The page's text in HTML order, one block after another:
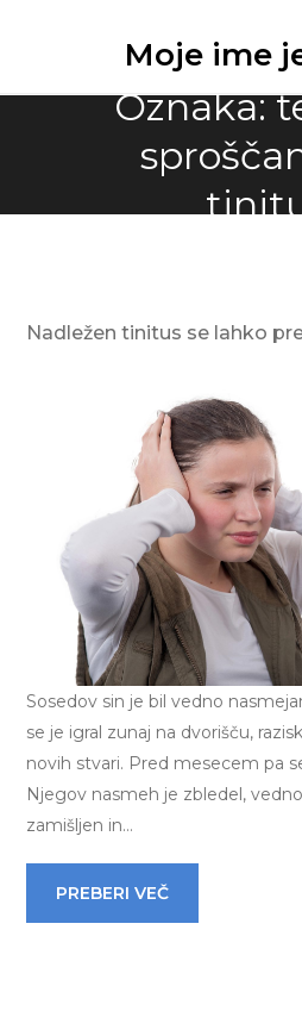
Moje ime
Oznaka:
Nadležen tinitus se lahko
Sosedov sin je bil vedno
se je igral zunaj na dvorišču,
novih stvari. Pred mesecem pa
Njegov nasmeh je zbledel,
zamišljen in…
PREBERI VEČ